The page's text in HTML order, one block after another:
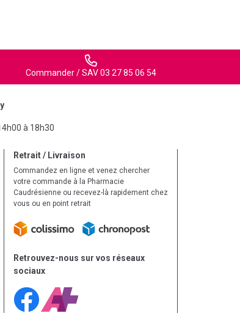
Commander / SAV 03 27 85 06 54
à 18h30
Retrait / Livraison
Commandez en ligne et venez chercher
votre commande à la Pharmacie
Caudrésienne ou recevez-là rapidement chez
vous ou en point retrait
Retrouvez-nous sur vos réseaux
sociaux